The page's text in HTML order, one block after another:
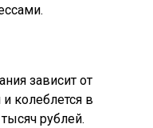
зависит от
колеблется в
рублей.